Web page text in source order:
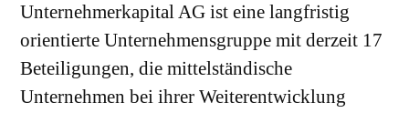
Unternehmerkapital AG ist eine langfristig
orientierte Unternehmensgruppe mit derzeit 17
Beteiligungen, die mittelständische
Unternehmen bei ihrer Weiterentwicklung